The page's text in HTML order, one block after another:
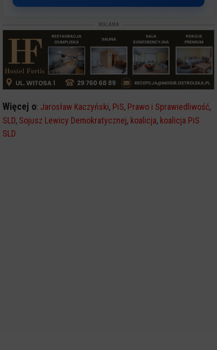
REKLAMA
Więcej o: Jarosław Kaczyński, PiS, Prawo i Sprawiedliwość,
SLD, Sojusz Lewicy Demokratycznej, koalicja, koalicja PiS
SLD